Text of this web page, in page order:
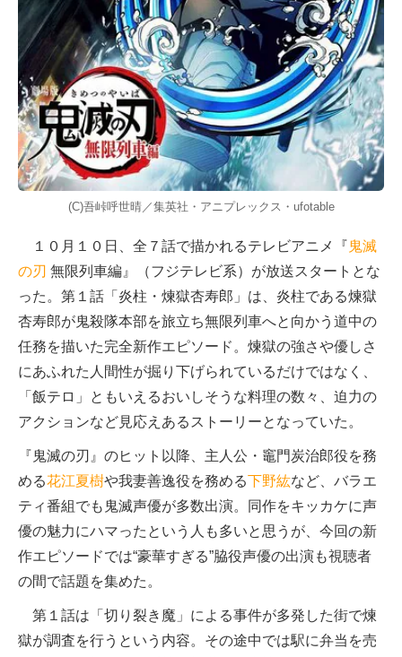
(C)吾峠呼世晴／集英社・アニプレックス・ufotable
１０月１０日、全７話で描かれるテレビアニメ『鬼滅
の刃 無限列車編』（フジテレビ系）が放送スタートとな
った。第１話「炎柱・煉獄杏寿郎」は、炎柱である煉󠄁獄
杏寿郎が鬼殺隊本部を旅立ち無限列車へと向かう道中の
任務を描いた完全新作エピソード。煉獄の強さや優しさ
にあふれた人間性が掘り下げられているだけではなく、
「飯テロ」ともいえるおいしそうな料理の数々、迫力の
アクションなど見応えあるストーリーとなっていた。
『鬼滅の刃』のヒット以降、主人公・竈門炭治郎役を務
める花江夏樹や我妻善逸役を務める下野紘など、バラエ
ティ番組でも鬼滅声優が多数出演。同作をキッカケに声
優の魅力にハマったという人も多いと思うが、今回の新
作エピソードでは“豪華すぎる”脇役声優の出演も視聴者
の間で話題を集めた。
第１話は「切り裂き魔」による事件が多発した街で煉
獄が調査を行うという内容。その途中では駅に弁当を売